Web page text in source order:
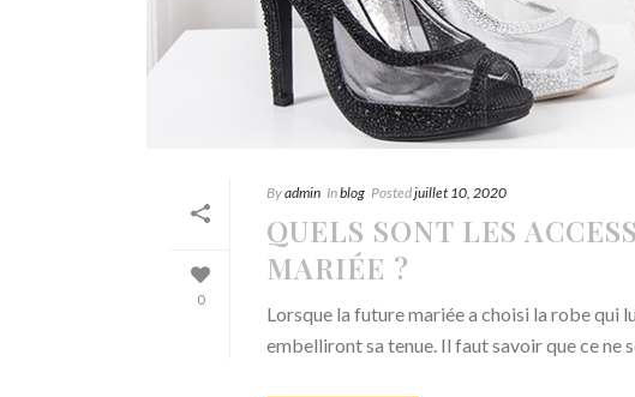
0
Byadmin Inblog Postedjuillet 10, 2020
QUELS SONT LES
MARIÉE ?
Lorsque la future mariée a choisi la robe qui
embelliront sa tenue. Il faut savoir que ce ne